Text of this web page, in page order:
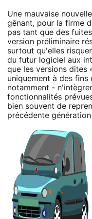
Une mauvaise
gênant, pour la firme
pas tant que des
version préliminaire
surtout qu'elles
du futur logiciel aux
que les versions dites
uniquement à des
notamment -
fonctionnalités
bien souvent de
précédente génération